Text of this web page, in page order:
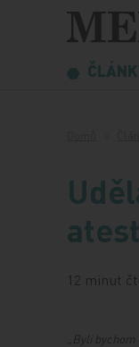
Přeskočit na obsah
12 minut
Byli